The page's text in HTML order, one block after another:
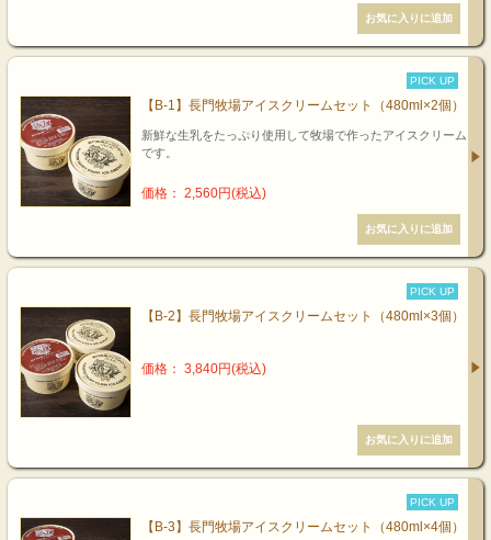
PICK UP
【B-1】長門牧場アイスクリームセット（480ml×2個）
新鮮な生乳をたっぷり使用して牧場で作ったアイスクリーム
です。
価格： 2,560円(税込)
PICK UP
【B-2】長門牧場アイスクリームセット（480ml×3個）
価格： 3,840円(税込)
PICK UP
【B-3】長門牧場アイスクリームセット（480ml×4個）